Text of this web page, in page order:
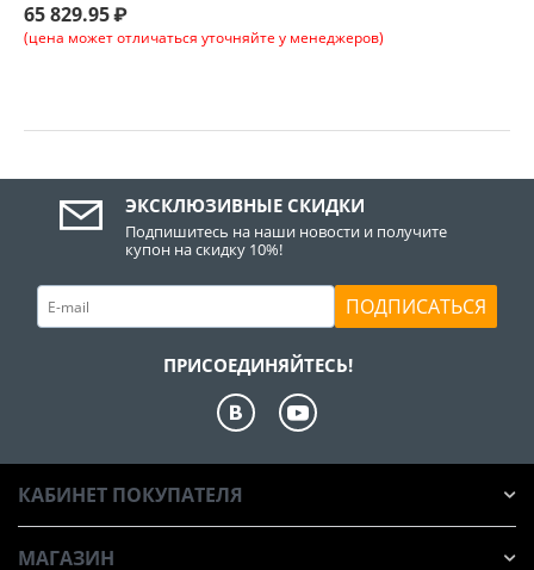
65 829.95₽
(цена может отличаться уточняйте у менеджеров)
ЭКСКЛЮЗИВНЫЕ СКИДКИ
Подпишитесь на наши новости и получите
купон на скидку 10%!
ПОДПИСАТЬСЯ
ПРИСОЕДИНЯЙТЕСЬ!
КАБИНЕТ ПОКУПАТЕЛЯ
МАГАЗИН